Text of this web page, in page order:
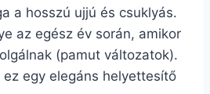
a hosszú ujjú és csuklyás.
az egész év során, amikor
(pamut változatok).
egy elegáns helyettesítő